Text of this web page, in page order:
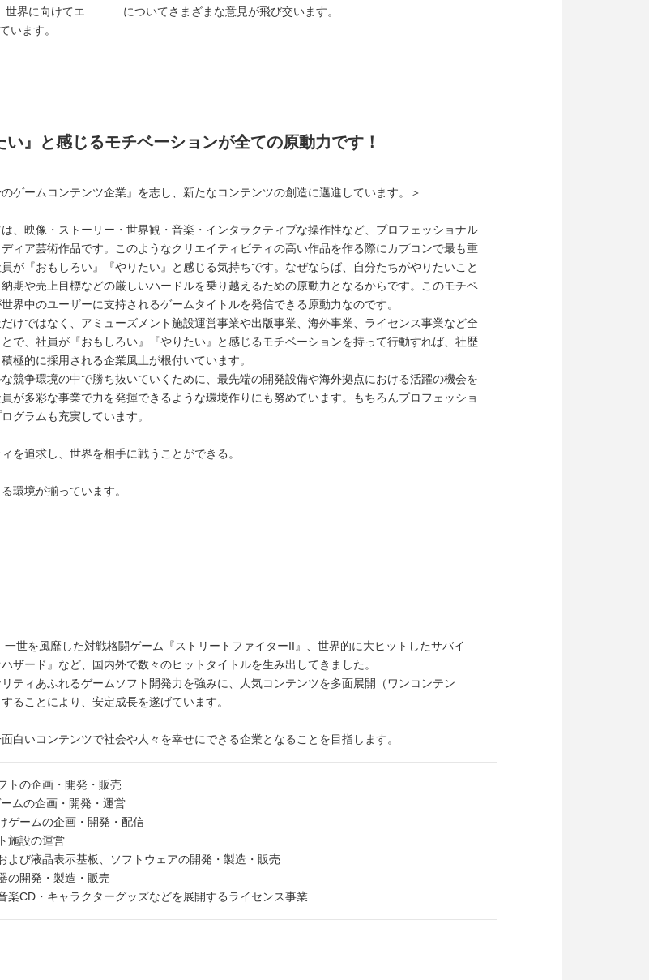
世界に向けてエ
います。
についてさまざまな意見が飛び交います。
い』と感じるモチベーションが全ての原動力です！
ゲームコンテンツ企業』を志し、新たなコンテンツの創造に邁進しています。＞
は、映像・ストーリー・世界観・音楽・インタラクティブな操作性など、プロフェッショナル
ィア芸術作品です。このようなクリエイティビティの高い作品を作る際にカプコンで最も重
が『おもしろい』『やりたい』と感じる気持ちです。なぜならば、自分たちがやりたいこと
期や売上目標などの厳しいハードルを乗り越えるための原動力となるからです。このモチベ
界中のユーザーに支持されるゲームタイトルを発信できる原動力なのです。
けではなく、アミューズメント施設運営事業や出版事業、海外事業、ライセンス事業など全
で、社員が『おもしろい』『やりたい』と感じるモチベーションを持って行動すれば、社歴
極的に採用される企業風土が根付いています。
競争環境の中で勝ち抜いていくために、最先端の開発設備や海外拠点における活躍の機会を
が多彩な事業で力を発揮できるような環境作りにも努めています。もちろんプロフェッショ
グラムも充実しています。
を追求し、世界を相手に戦うことができる。
環境が揃っています。
一世を風靡した対戦格闘ゲーム『ストリートファイターII』、世界的に大ヒットしたサバイ
ザード』など、国内外で数々のヒットタイトルを生み出してきました。
ティあふれるゲームソフト開発力を強みに、人気コンテンツを多面展開（ワンコンテン
ることにより、安定成長を遂げています。
白いコンテンツで社会や人々を幸せにできる企業となることを目指します。
トの企画・開発・販売
ムの企画・開発・運営
ゲームの企画・開発・配信
施設の運営
よび液晶表示基板、ソフトウェアの開発・製造・販売
の開発・製造・販売
楽CD・キャラクターグッズなどを展開するライセンス事業